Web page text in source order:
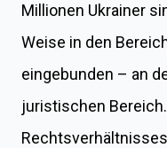
Millionen Ukrainer
Weise in den
eingebunden – an
juristischen